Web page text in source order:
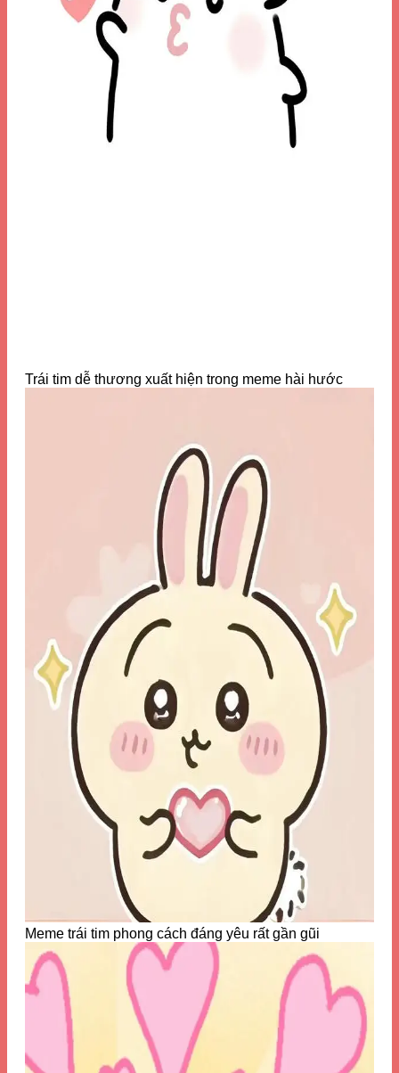
Trái tim dễ thương xuất hiện trong meme hài hước
Meme trái tim phong cách đáng yêu rất gần gũi